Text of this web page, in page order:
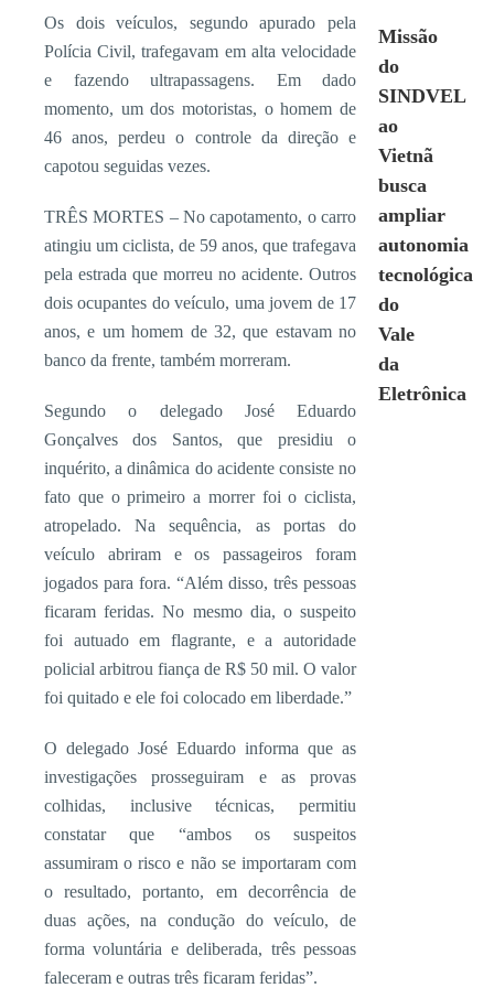
Os dois veículos, segundo apurado pela
Polícia Civil, trafegavam em alta velocidade
e fazendo ultrapassagens. Em dado
momento, um dos motoristas, o homem de
46 anos, perdeu o controle da direção e
capotou seguidas vezes.
TRÊS MORTES – No capotamento, o carro
atingiu um ciclista, de 59 anos, que trafegava
pela estrada que morreu no acidente. Outros
dois ocupantes do veículo, uma jovem de 17
anos, e um homem de 32, que estavam no
banco da frente, também morreram.
Segundo o delegado José Eduardo
Gonçalves dos Santos, que presidiu o
inquérito, a dinâmica do acidente consiste no
fato que o primeiro a morrer foi o ciclista,
atropelado. Na sequência, as portas do
veículo abriram e os passageiros foram
jogados para fora. “Além disso, três pessoas
ficaram feridas. No mesmo dia, o suspeito
foi autuado em flagrante, e a autoridade
policial arbitrou fiança de R$ 50 mil. O valor
foi quitado e ele foi colocado em liberdade.”
O delegado José Eduardo informa que as
investigações prosseguiram e as provas
colhidas, inclusive técnicas, permitiu
constatar que “ambos os suspeitos
assumiram o risco e não se importaram com
o resultado, portanto, em decorrência de
duas ações, na condução do veículo, de
forma voluntária e deliberada, três pessoas
faleceram e outras três ficaram feridas”.
Missão
do
SINDVEL
ao
Vietnã
busca
ampliar
autonomia
tecnológica
do
Vale
da
Eletrônica